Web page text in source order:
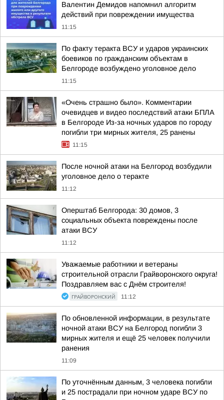
Валентин Демидов напомнил алгоритм
действий при повреждении имущества
11:15
По факту теракта ВСУ и ударов украинских
боевиков по гражданским объектам в
Белгороде возбуждено уголовное дело
11:15
«Очень страшно было». Комментарии
очевидцев и видео последствий атаки БПЛА
в Белгороде Из-за ночных ударов по городу
погибли три мирных жителя, 25 ранены
11:15
После ночной атаки на Белгород возбудили
уголовное дело о теракте
11:12
Оперштаб Белгорода: 30 домов, 3
социальных объекта повреждены после
атаки ВСУ
11:12
Уважаемые работники и ветераны
строительной отрасли Грайворонского округа!
Поздравляем вас с Днём строителя!
ГРАЙВОРОНСКИЙ 11:12
По обновленной информации, в результате
ночной атаки ВСУ на Белгород погибли 3
мирных жителя и ещё 25 человек получили
ранения
11:09
По уточнённым данным, 3 человека погибли
и 25 пострадали при ночном ударе ВСУ по